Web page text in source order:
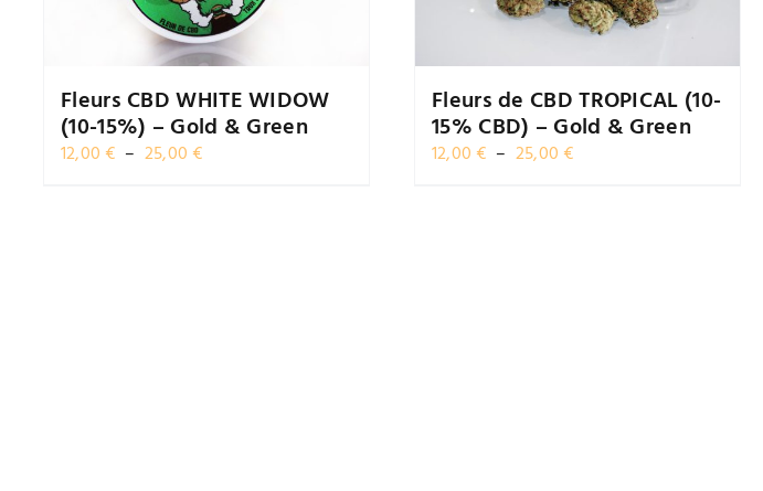
Fleurs CBD WHITE WIDOW
(10-15%) – Gold & Green
12,00€ – 25,00€Plage
Fleurs de CBD TROPICAL (10-
15% CBD) – Gold & Green
12,00€ – 25,00€Plage